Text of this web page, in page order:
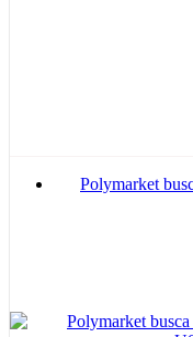
Polymarket